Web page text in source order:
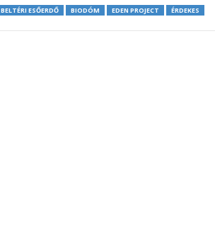
BELTÉRI ESŐERDŐ BIODÓM EDEN PROJECT
ÉRDEKES